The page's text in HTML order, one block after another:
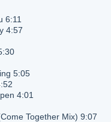
6:11
4:57
5:05
4:01
Together Mix) 9:07